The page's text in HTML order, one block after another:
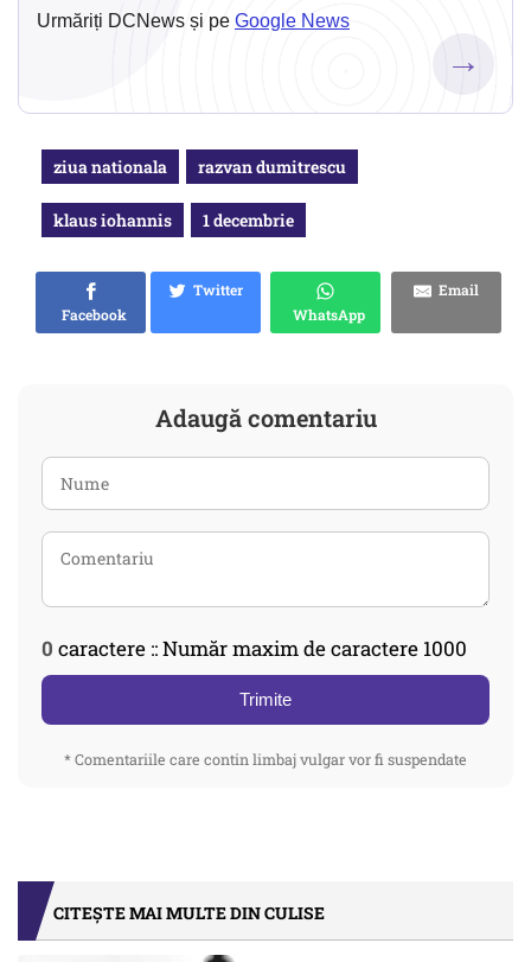
Urmăriți DCNews și pe Google News
→
ziua nationala razvan dumitrescu
klaus iohannis 1 decembrie
Facebook
Twitter
WhatsApp
Email
Adaugă comentariu
0 caractere :: Număr maxim de caractere 1000
Trimite
* Comentariile care contin limbaj vulgar vor fi suspendate
CITEȘTE MAI MULTE DIN CULISE